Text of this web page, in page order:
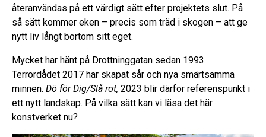
återanvändas på ett värdigt sätt efter projektets slut. På
så sätt kommer eken – precis som träd i skogen – att ge
nytt liv långt bortom sitt eget.
Mycket har hänt på Drottninggatan sedan 1993.
Terrordådet 2017 har skapat sår och nya smärtsamma
minnen. Dö för Dig/Slå rot, 2023 blir därför referenspunkt i
ett nytt landskap. På vilka sätt kan vi läsa det här
konstverket nu?